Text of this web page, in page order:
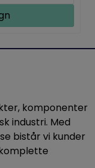
komponenter
industri. Med
bistår vi kunder